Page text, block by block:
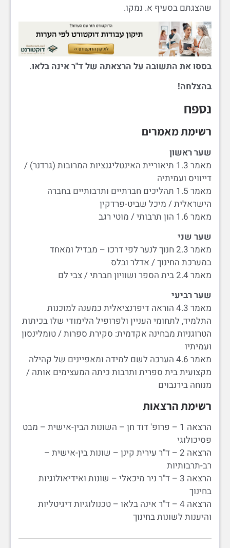
שהצגתם בסעיף א. נמקו.
בססו את התשובה על הרצאתה של ד"ר אינה בלאו.
בהצלחה!
נספח
רשימת מאמרים
שער ראשון
מאמר 1.3 תיאוריית האינטליגנציות המרובות (גרדנר) /
דייוויס ועמיתיה
מאמר 1.5 תהליכים חברתיים ותרבותיים בחברה
הישראלית / מיכל שביט-פרדקין
מאמר 1.6 הון תרבותי / מוטי רגב
שער שני
מאמר 2.3 חנוך לנער לפי דרכו – מבדיל ומאחד
במערכת החינוך / אדלר ובלס
מאמר 2.4 בית הספר ושוויון חברתי / צבי לם
שער רביעי
מאמר 4.3 הוראה דיפרנציאלית כמענה למוכנות
התלמיד, לתחומי העניין ולפרופיל הלימודי שלו בכיתות
הטרוגניות מבחינה אקדמית: סקירת ספרות / טומלינסון
ועמיתיו
מאמר 4.6 הערכה לשם למידה ומאפיינים של קהילה
מקצועית בית ספרית ותרבות כיתה המעצימים אותה /
מנוחה בירנבוים
רשימת הרצאות
הרצאה 1 – פרופ' דוד חן – השונות הבין-אישית – מבט
פסיכולוגי
הרצאה 2 – ד"ר עירית קינן – שונות בין-אישית –
רב-תרבותיות
הרצאה 3 – ד"ר ניר מיכאלי – שונות ואידיאולוגיות
בחינוך
הרצאה 4 – ד"ר אינה בלאו – טכנולוגיות דיגיטליות
והיענות לשונות בחינוך